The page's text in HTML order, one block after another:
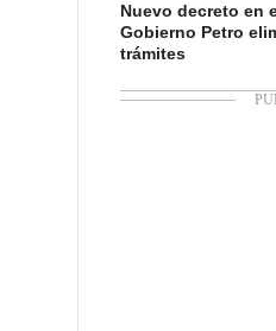
Nuevo decreto en
Gobierno Petro
trámites